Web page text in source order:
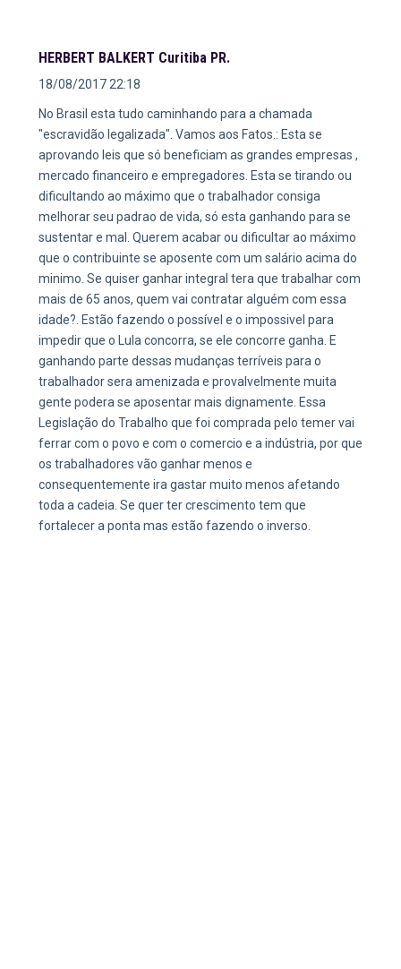
HERBERT BALKERT Curitiba PR.
18/08/2017 22:18
No Brasil esta tudo caminhando para a chamada
"escravidão legalizada". Vamos aos Fatos.: Esta se
aprovando leis que só beneficiam as grandes empresas ,
mercado financeiro e empregadores. Esta se tirando ou
dificultando ao máximo que o trabalhador consiga
melhorar seu padrao de vida, só esta ganhando para se
sustentar e mal. Querem acabar ou dificultar ao máximo
que o contribuinte se aposente com um salário acima do
minimo. Se quiser ganhar integral tera que trabalhar com
mais de 65 anos, quem vai contratar alguém com essa
idade?. Estão fazendo o possível e o impossivel para
impedir que o Lula concorra, se ele concorre ganha. E
ganhando parte dessas mudanças terríveis para o
trabalhador sera amenizada e provalvelmente muita
gente podera se aposentar mais dignamente. Essa
Legislação do Trabalho que foi comprada pelo temer vai
ferrar com o povo e com o comercio e a indústria, por que
os trabalhadores vão ganhar menos e
consequentemente ira gastar muito menos afetando
toda a cadeia. Se quer ter crescimento tem que
fortalecer a ponta mas estão fazendo o inverso.